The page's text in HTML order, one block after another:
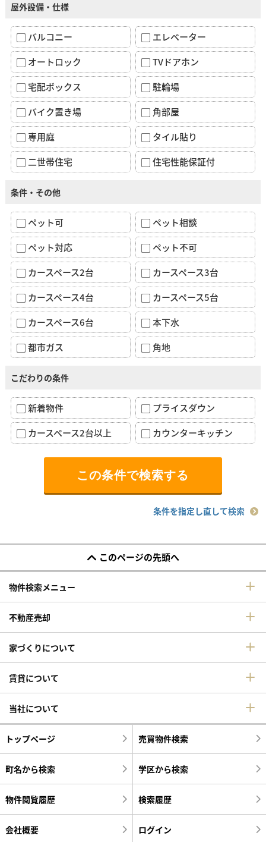
屋外設備・仕様
バルコニー
エレベーター
オートロック
TVドアホン
宅配ボックス
駐輪場
バイク置き場
角部屋
専用庭
タイル貼り
二世帯住宅
住宅性能保証付
条件・その他
ペット可
ペット相談
ペット対応
ペット不可
カースペース2台
カースペース3台
カースペース4台
カースペース5台
カースペース6台
本下水
都市ガス
角地
こだわりの条件
新着物件
プライスダウン
カースペース2台以上
カウンターキッチン
条件を指定し直して検索
このページの先頭へ
物件検索メニュー
不動産売却
家づくりについて
賃貸について
当社について
トップページ 売買物件検索
町名から検索 学区から検索
物件閲覧履歴 検索履歴
会社概要 ログイン